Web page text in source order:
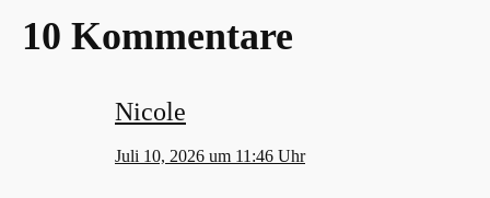
10 Kommentare
Nicole
Juli 10, 2026 um 11:46 Uhr